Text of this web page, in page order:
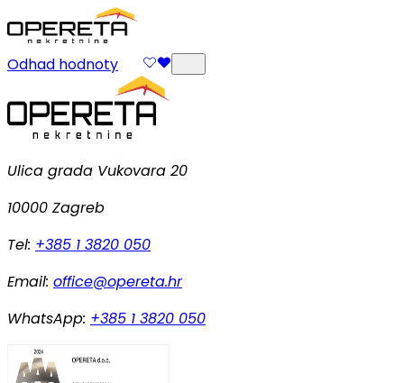
Odhad hodnoty
Ulica grada Vukovara 20
10000 Zagreb
Tel: +385 1 3820 050
Email: office@opereta.hr
WhatsApp: +385 1 3820 050